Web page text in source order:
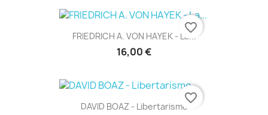
FRIEDRICH A. VON HAYEK - La...
16,00 €
favorite_border
DAVID BOAZ - Libertarismo
favorite_border